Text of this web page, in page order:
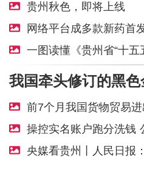
贵州秋色，即将上线
网络平台成多款新药首
一图读懂《贵州省“十五五”
前7个月我国货物贸易
操控实名账户跑分洗钱 公安网安
央媒看贵州丨人民日报：贵州黔南布依族苗族自治州建州70